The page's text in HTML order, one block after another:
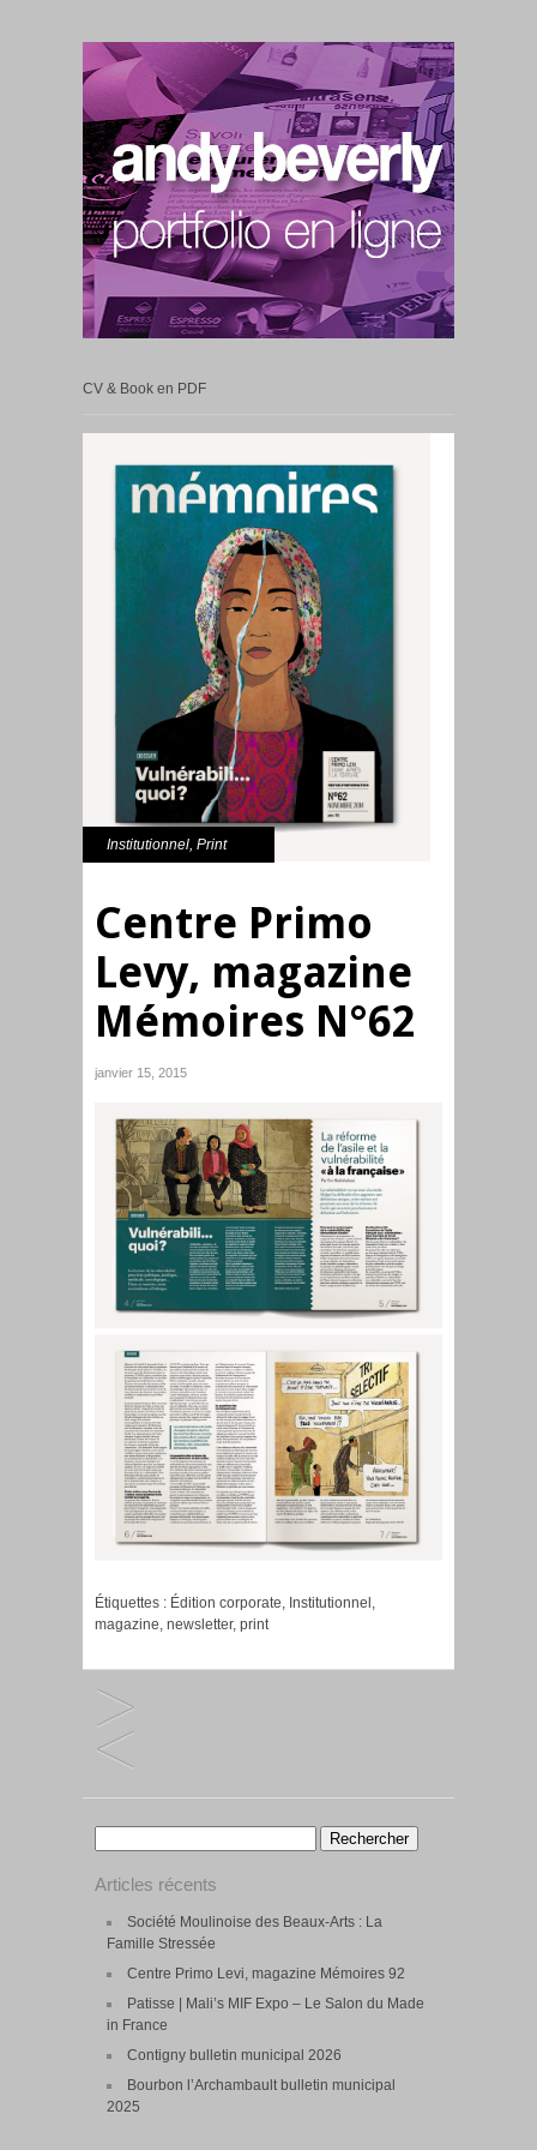
CV & Book en PDF
Institutionnel Print
Centre Primo
Levy, magazine
Mémoires N°62
janvier 15, 2015
Étiquettes : Édition corporate, Institutionnel ,
magazine, newsletter, print
Articles récents
Société Moulinoise des Beaux-Arts : La
Famille Stressée
Centre Primo Levi, magazine Mémoires 92
Patisse | Mali’s MIF Expo – Le Salon du Made
in France
Contigny bulletin municipal 2026
Bourbon l’Archambault bulletin municipal
2025